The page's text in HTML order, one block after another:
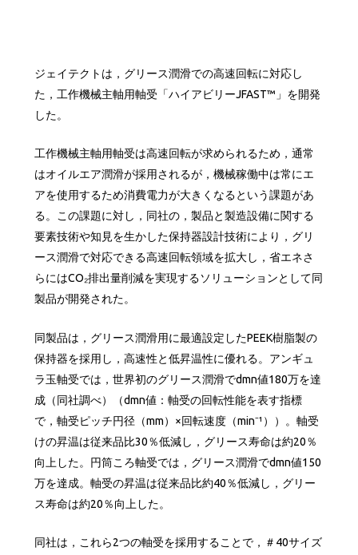
ジェイテクトは，グリース潤滑での高速回転に対応し
た，工作機械主軸用軸受「ハイアビリーJFAST™」を開発
した。
工作機械主軸用軸受は高速回転が求められるため，通常
はオイルエア潤滑が採用されるが，機械稼働中は常にエ
アを使用するため消費電力が大きくなるという課題があ
る。この課題に対し，同社の，製品と製造設備に関する
要素技術や知見を生かした保持器設計技術により，グリ
ース潤滑で対応できる高速回転領域を拡大し，省エネさ
らにはCO₂排出量削減を実現するソリューションとして同
製品が開発された。
同製品は，グリース潤滑用に最適設定したPEEK樹脂製の
保持器を採用し，高速性と低昇温性に優れる。アンギュ
ラ玉軸受では，世界初のグリース潤滑でdmn値180万を達
成（同社調べ）（dmn値：軸受の回転性能を表す指標
で，軸受ピッチ円径（mm）×回転速度（min⁻¹））。軸受
けの昇温は従来品比30％低減し，グリース寿命は約20％
向上した。円筒ころ軸受では，グリース潤滑でdmn値150
万を達成。軸受の昇温は従来品比約40％低減し，グリー
ス寿命は約20％向上した。
同社は，これら2つの軸受を採用することで，＃40サイズ